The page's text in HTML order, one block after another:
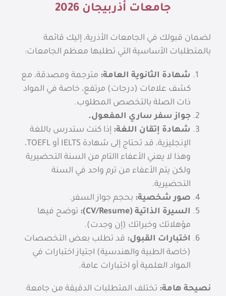
جامعات أذربيجان 2026
لضمان قبولك في الجامعات الأذرية، إليك قائمة
بالمتطلبات الأساسية التي تطلبها معظم الجامعات:
شهادة الثانوية العامة: مترجمة ومصدقة، مع
كشف علامات (درجات) مرتفع، خاصة في المواد
ذات الصلة بالتخصص المطلوب.
جواز سفر ساري المفعول.
شهادة إتقان اللغة: إذا كنت ستدرس باللغة
الإنجليزية، قد تحتاج إلى شهادة IELTS أو TOEFL،
وهذا لا يعني الأعفاء االتام من السنة التحضيرية
ولكن يتم الأعفاء من ترم واحد في السنة
التحضيرية.
صور شخصية: بحجم جواز السفر.
السيرة الذاتية (CV/Resume):
توضح فيها
مؤهلاتك وخبراتك (إن وجدت).
اختبارات القبول: قد تطلب بعض التخصصات
(خاصة الطبية والهندسية) اجتياز اختبارات في
المواد العلمية أو اختبارات عامة.
نصيحة هامة: تختلف المتطلبات الدقيقة من جامعة